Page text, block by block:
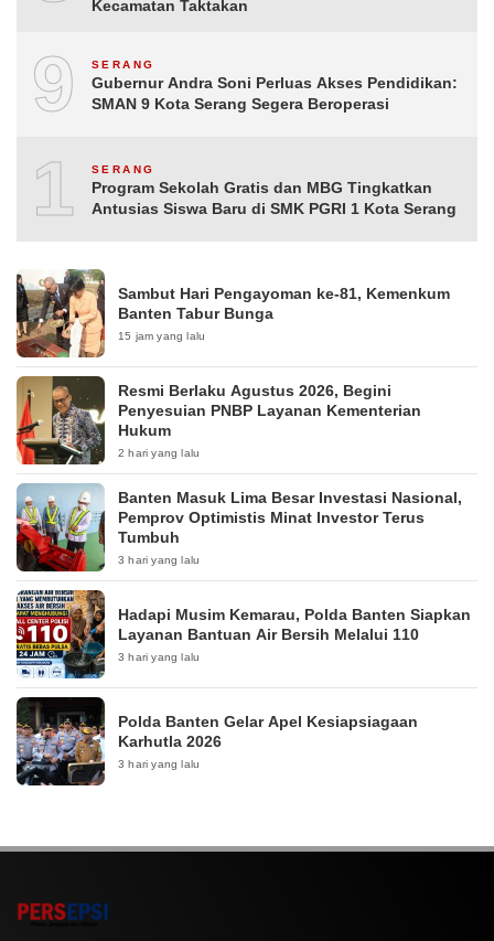
Kecamatan Taktakan
9 SERANG
Gubernur Andra Soni Perluas Akses Pendidikan:
SMAN 9 Kota Serang Segera Beroperasi
10SERANG
Program Sekolah Gratis dan MBG Tingkatkan
Antusias Siswa Baru di SMK PGRI 1 Kota Serang
Sambut Hari Pengayoman ke-81, Kemenkum
Banten Tabur Bunga
15 jam yang lalu
Resmi Berlaku Agustus 2026, Begini
Penyesuian PNBP Layanan Kementerian
Hukum
2 hari yang lalu
Banten Masuk Lima Besar Investasi Nasional,
Pemprov Optimistis Minat Investor Terus
Tumbuh
3 hari yang lalu
Hadapi Musim Kemarau, Polda Banten Siapkan
Layanan Bantuan Air Bersih Melalui 110
3 hari yang lalu
Polda Banten Gelar Apel Kesiapsiagaan
Karhutla 2026
3 hari yang lalu